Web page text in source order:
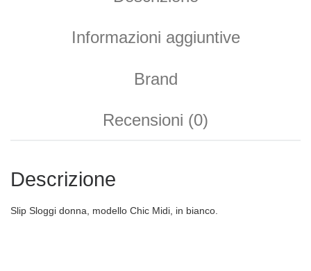
Informazioni aggiuntive
Brand
Recensioni (0)
Descrizione
Slip Sloggi donna, modello Chic Midi, in bianco.